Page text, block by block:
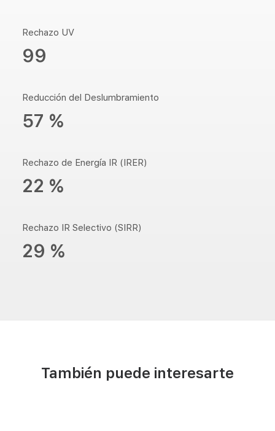
Rechazo UV
99
Reducción del Deslumbramiento
57 %
Rechazo de Energía IR (IRER)
22 %
Rechazo IR Selectivo (SIRR)
29 %
También puede interesarte